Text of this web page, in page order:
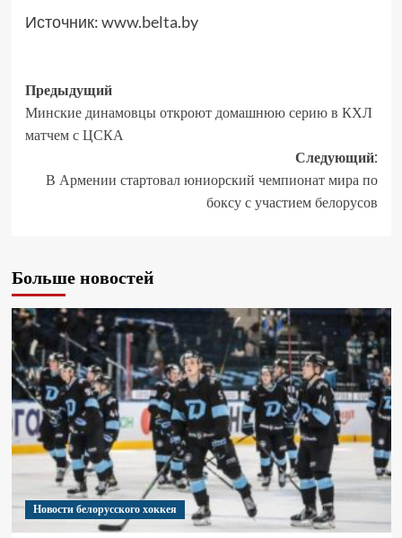
Источник:www.belta.by
Предыдущий
Минские динамовцы откроют домашнюю серию в КХЛ
матчем с ЦСКА
Следующий:
В Армении стартовал юниорский чемпионат мира по
боксу с участием белорусов
Больше новостей
Новости белорусского хоккея